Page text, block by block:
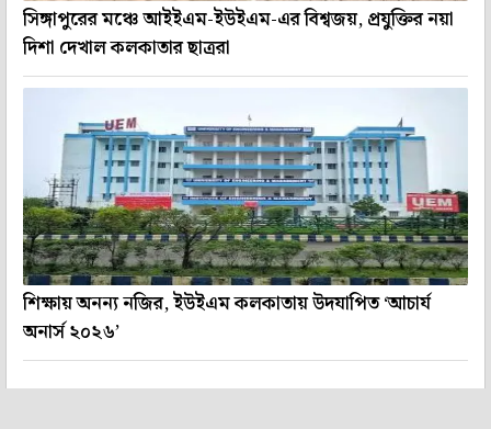
সিঙ্গাপুরের মঞ্চে আইইএম-ইউইএম-এর বিশ্বজয়, প্রযুক্তির নয়া
দিশা দেখাল কলকাতার ছাত্ররা
শিক্ষায় অনন্য নজির, ইউইএম কলকাতায় উদযাপিত ‘আচার্য
অনার্স ২০২৬’